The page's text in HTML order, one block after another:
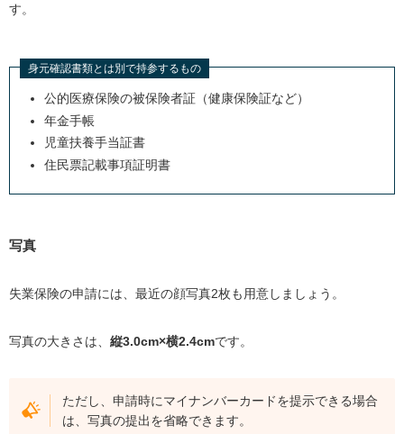
す。
身元確認書類とは別で持参するもの
公的医療保険の被保険者証（健康保険証など）
年金手帳
児童扶養手当証書
住民票記載事項証明書
写真
失業保険の申請には、最近の顔写真2枚も用意しましょう。
写真の大きさは、 縦3.0cm×横2.4cmです。
ただし、申請時にマイナンバーカードを提示できる場合
は、写真の提出を省略できます。